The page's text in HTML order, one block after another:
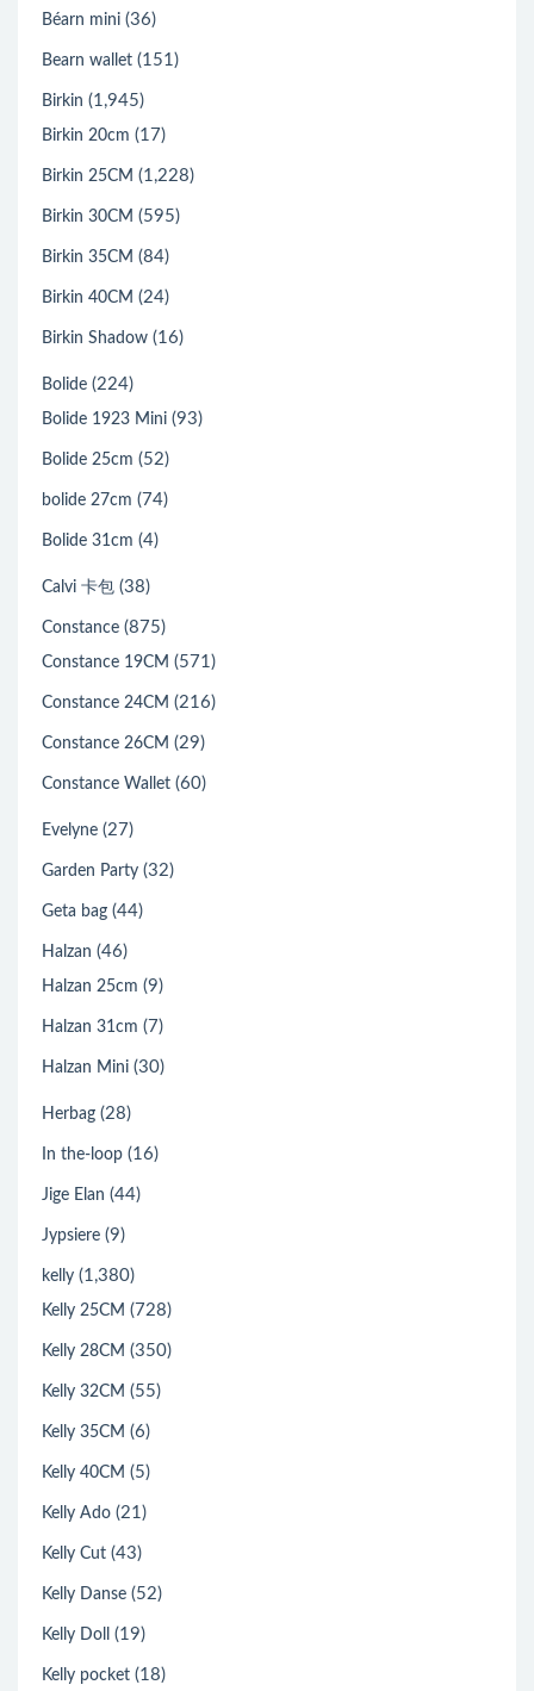
Béarn mini (36)
Bearn wallet (151)
Birkin (1,945)
Birkin 20cm (17)
Birkin 25CM (1,228)
Birkin 30CM (595)
Birkin 35CM (84)
Birkin 40CM (24)
Birkin Shadow (16)
Bolide (224)
Bolide 1923 Mini (93)
Bolide 25cm (52)
bolide 27cm (74)
Bolide 31cm (4)
Calvi 卡包 (38)
Constance (875)
Constance 19CM (571)
Constance 24CM (216)
Constance 26CM (29)
Constance Wallet (60)
Evelyne (27)
Garden Party (32)
Geta bag (44)
Halzan (46)
Halzan 25cm (9)
Halzan 31cm (7)
Halzan Mini (30)
Herbag (28)
In the-loop (16)
Jige Elan (44)
Jypsiere (9)
kelly (1,380)
Kelly 25CM (728)
Kelly 28CM (350)
Kelly 32CM (55)
Kelly 35CM (6)
Kelly 40CM (5)
Kelly Ado (21)
Kelly Cut (43)
Kelly Danse (52)
Kelly Doll (19)
Kelly pocket (18)